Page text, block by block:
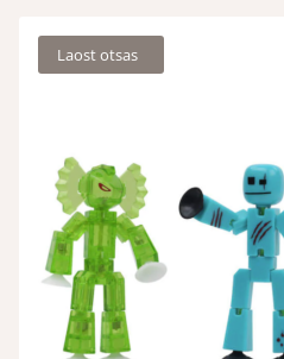
Laost otsas